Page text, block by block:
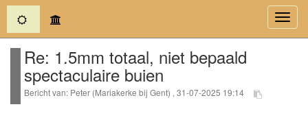
(current)
Re: 1.5mm totaal, niet bepaald
spectaculaire buien
Bericht van: Peter (Mariakerke bij Gent) , 31-07-2025 19:14